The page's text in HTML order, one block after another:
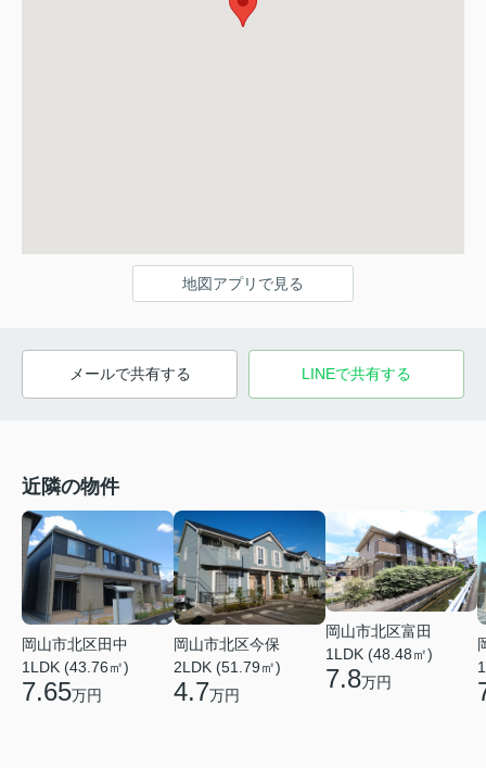
地図アプリで見る
メールで共有する LINEで共有する
近隣の物件
岡山市北区田中
1LDK (43.76㎡)
7.65万円
岡山市北区今保
2LDK (51.79㎡)
4.7万円
岡山市北区富田
1LDK (48.48㎡)
7.8万円